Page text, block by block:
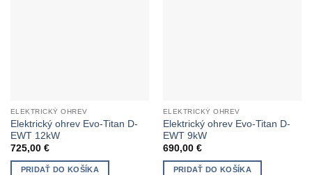
ELEKTRICKÝ OHREV
Elektrický ohrev Evo-Titan D-
EWT 12kW
725,00 €
PRIDAŤ DO KOŠÍKA
ELEKTRICKÝ OHREV
Elektrický ohrev Evo-Titan D-
EWT 9kW
690,00 €
PRIDAŤ DO KOŠÍKA